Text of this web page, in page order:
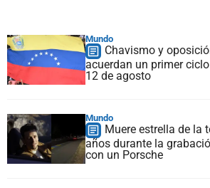
Mundo
Chavismo y
acuerdan un primer
12 de agosto
Mundo
Muere estrella de la
años durante la
con un Porsche